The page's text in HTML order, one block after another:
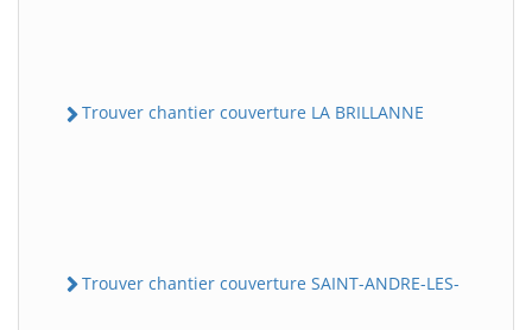
Trouver chantier couverture LA BRILLANNE
Trouver chantier couverture SAINT-ANDRE-LES-